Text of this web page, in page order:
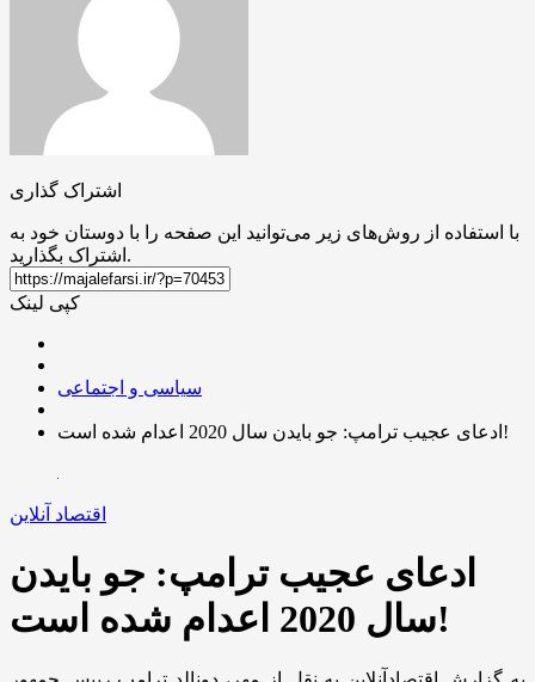
اشتراک گذاری
با استفاده از روش‌های زیر می‌توانید این صفحه را با دوستان خود به
اشتراک بگذارید.
کپی لینک
سیاسی و اجتماعی
ادعای عجیب ترامپ: جو بایدن سال 2020 اعدام شده است!
اقتصاد آنلاین
ادعای عجیب ترامپ: جو بایدن
سال 2020 اعدام شده است!